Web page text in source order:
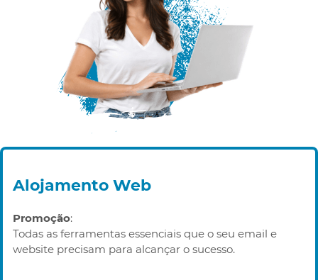
Alojamento Web
Promoção:
Todas as ferramentas essenciais que o seu email e
website precisam para alcançar o sucesso.